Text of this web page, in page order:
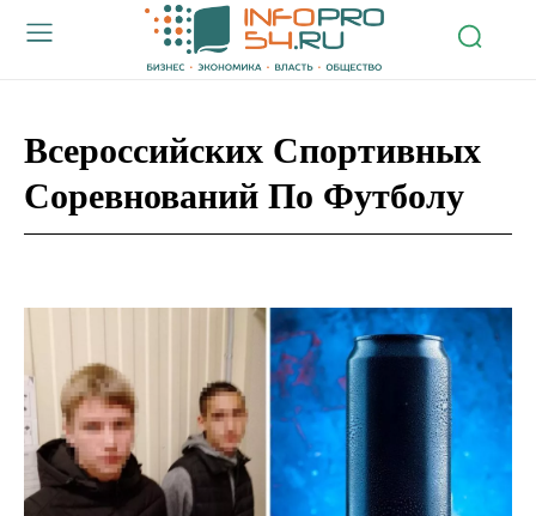
Всероссийских Спортивных
Соревнований По Футболу